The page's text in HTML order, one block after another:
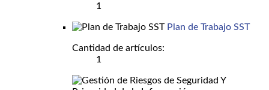
1
Plan de Trabajo SST
Cantidad de artículos:
1